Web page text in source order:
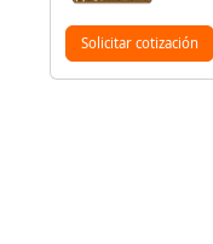
Solicitar cotización